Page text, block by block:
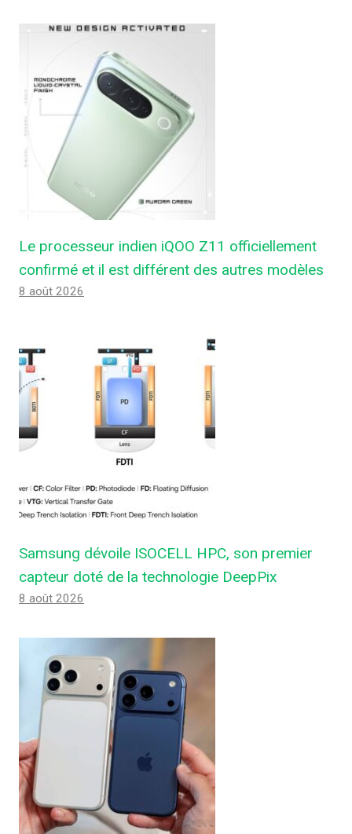
Le processeur indien iQOO Z11 officiellement
confirmé et il est différent des autres modèles
8 août 2026
Samsung dévoile ISOCELL HPC, son premier
capteur doté de la technologie DeepPix
8 août 2026